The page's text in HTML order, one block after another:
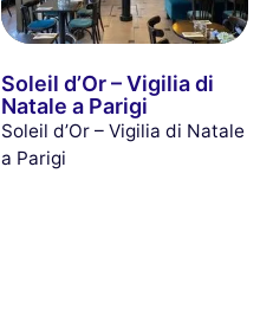
Soleil d’Or – Vigilia di
Natale a Parigi
Soleil d’Or – Vigilia di Natale
a Parigi